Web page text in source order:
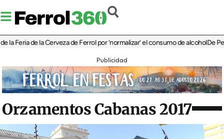
de la Cerveza de Ferrol por ‘normalizar’ el consumo de alcoholDe Perlío a
Publicidad
Orzamentos Cabanas 2017